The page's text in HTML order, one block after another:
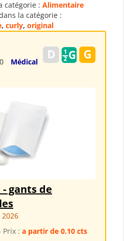
catégorie : Alimentaire
la catégorie :
, curly, original
Médical
- gants de
Prix : a partir de 0.10 cts